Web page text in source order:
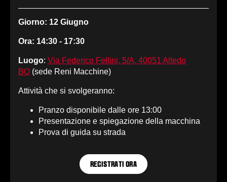
Giorno: 12 Giugno
Ora: 14:30 - 17:30
Luogo: Via Federico Fellini, 5/A, 40051 Altedo
BO (sede Reni Macchine)
Attività che si svolgeranno:
Pranzo disponibile dalle ore 13:00
Presentazione e spiegazione della macchina
Prova di guida su strada
REGISTRATI ORA